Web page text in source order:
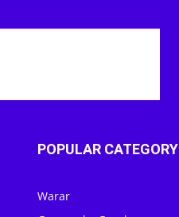
POPULAR CATEGORY
Warar